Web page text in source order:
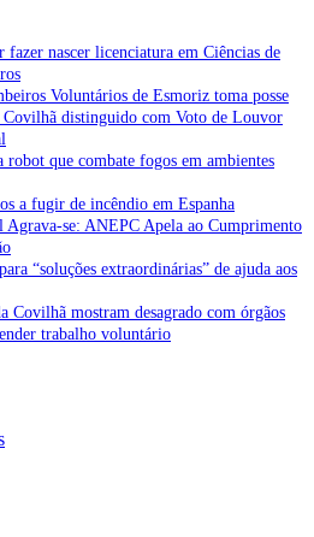
nascer licenciatura em Ciências de
Voluntários de Esmoriz toma posse
Covilhã distinguido com Voto de Louvor
robot que combate fogos em ambientes
a fugir de incêndio em Espanha
Agrava-se: ANEPC Apela ao Cumprimento
“soluções extraordinárias” de ajuda aos
Covilhã mostram desagrado com órgãos
trabalho voluntário